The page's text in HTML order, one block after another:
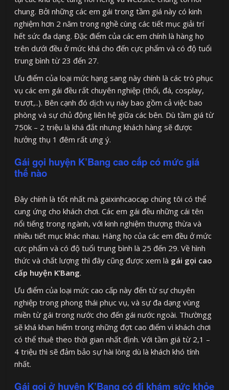
chung. Bởi những các em gái trong tầm giá này có kinh
nghiệm hơn 2 năm trong nghề cùng các tiết mục giải trí
hết sức đa dạng. Đặc điểm của các em chính là hàng họ
trên dưới đều ở mức khá cho đến cực phẩm và có độ tuổi
trung bình từ 23 đến 27.
Ưu điểm của loại mức hạng sang này chính là các trò phục
vụ các em gái đều rất chuyên nghiệp (thổi, đá, cosplay,
trượt,..). Bên cạnh đó dịch vụ này bao gồm cả việc bao
phòng và sự chủ động liên hệ giữa các bên. Dù tầm giá từ
750k – 2 triệu là khá đắt nhưng khách hàng sẽ được
hưởng thụ 1 đêm rất ưng ý.
Gái gọi huyện K’Bang cao cấp có mức giá
thế nào
Đây chính là tốt nhất mà gaixinhcaocap chúng tôi có thể
cung ứng cho khách chơi. Các em gái đều những cái tên
nổi tiếng trong ngành, với kinh nghiệm thượng thừa và
nhiều tiết mục khác nhau. Hàng họ của các em đều ở mức
cực phẩm và có độ tuổi trung bình là 25 đến 29. Về hình
thức và chất lượng thì đây cũng được xem là gái gọi cao
cấp huyện K’Bang.
Ưu điểm của loại mức cao cấp này đến từ sự chuyên
nghiệp trong phong thái phục vụ, và sự đa dạng vùng
miền từ gái trong nước cho đến gái nước ngoài. Thườngg
sẽ khá khan hiếm trong những đợt cao điểm vì khách chơi
có thể thuê theo thời gian nhất định. Với tầm giá từ 2,1 –
4 triệu thì sẽ đảm bảo sự hài lòng dù là khách khó tính
nhất.
Gái gọi ở huyện K’Bang có đi khám sức khỏe